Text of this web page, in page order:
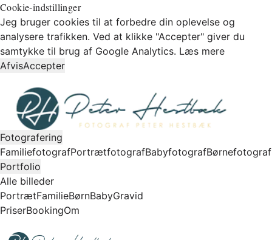
Cookie-indstillinger
Jeg bruger cookies til at forbedre din oplevelse og
analysere trafikken. Ved at klikke "Accepter" giver du
samtykke til brug af Google Analytics. Læs mere
AfvisAccepter
Fotografering
FamiliefotografPortrætfotografBabyfotografBørnefotograf
Portfolio
Alle billeder
PortrætFamilieBørnBabyGravid
PriserBookingOm